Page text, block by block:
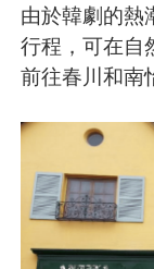
由於韓劇的熱
行程，可在自
前往春川和南